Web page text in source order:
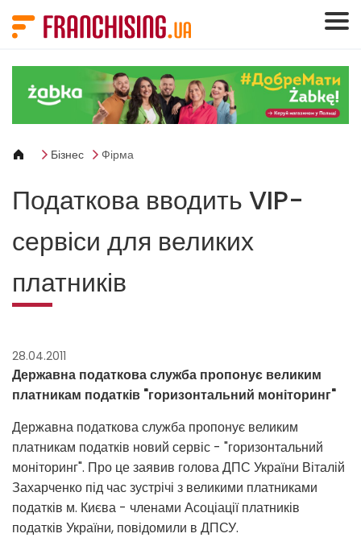
Бізнес Фірма
Податкова вводить VIP-
сервіси для великих
платників
28.04.2011
Державна податкова служба пропонує великим
платникам податків "горизонтальний моніторинг"
Державна податкова служба пропонує великим
платникам податків новий сервіс - "горизонтальний
моніторинг". Про це заявив голова ДПС України Віталій
Захарченко під час зустрічі з великими платниками
податків м. Києва - членами Асоціації платників
податків України, повідомили в ДПСУ.